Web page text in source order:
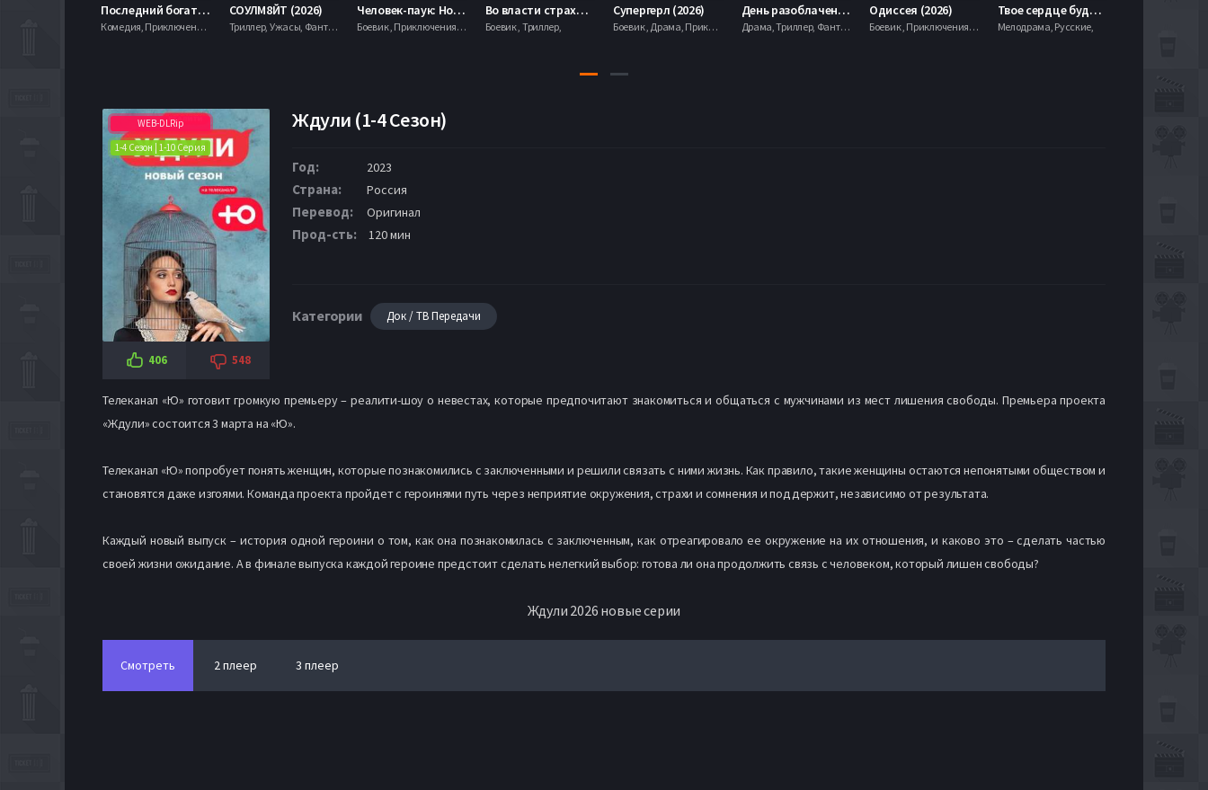
Последний богатырь. Колобок (2026)
Комедия, Приключения, Фэнтези,
СОУЛМ8ЙТ (2026)
Триллер, Ужасы, Фантастика,
Человек-паук: Новый день (2026)
Боевик , Приключения, Фантастика, Фэнтези,
Во власти страха (2026)
Боевик , Триллер,
Супергерл (2026)
Боевик , Драма, Приключения, Фантастика,
День разоблачения (2026)
Драма, Триллер, Фантастика,
Одиссея (2026)
Боевик , Приключения, Фэнтези,
Твое сердце будет разбито (2026)
Мелодрама, Русские,
WEB-DLRip
1-4 Сезон | 1-10 Серия
406 548
Ждули (1-4 Сезон)
Год: 2023
Страна: Россия
Перевод: Оригинал
Прод-сть: 120 мин
Категории Док / ТВ Передачи
Телеканал «Ю» готовит громкую премьеру – реалити-шоу о невестах, которые предпочитают знакомиться и общаться с мужчинами из мест лишения свободы. Премьера проекта
«Ждули» состоится 3 марта на «Ю».
Телеканал «Ю» попробует понять женщин, которые познакомились с заключенными и решили связать с ними жизнь. Как правило, такие женщины остаются непонятыми обществом и
становятся даже изгоями. Команда проекта пройдет с героинями путь через неприятие окружения, страхи и сомнения и поддержит, независимо от результата.
Каждый новый выпуск – история одной героини о том, как она познакомилась с заключенным, как отреагировало ее окружение на их отношения, и каково это – сделать частью
своей жизни ожидание. А в финале выпуска каждой героине предстоит сделать нелегкий выбор: готова ли она продолжить связь с человеком, который лишен свободы?
Ждули 2026 новые серии
Смотреть 2 плеер 3 плеер